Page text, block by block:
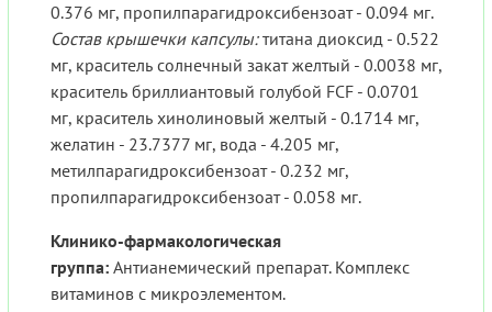
0.376 мг, пропилпарагидроксибензоат - 0.094 мг.
Состав крышечки капсулы:титана диоксид - 0.522
мг, краситель солнечный закат желтый - 0.0038 мг,
краситель бриллиантовый голубой FCF - 0.0701
мг, краситель хинолиновый желтый - 0.1714 мг,
желатин - 23.7377 мг, вода - 4.205 мг,
метилпарагидроксибензоат - 0.232 мг,
пропилпарагидроксибензоат - 0.058 мг.
Клинико-фармакологическая
группа: Антианемический препарат. Комплекс
витаминов с микроэлементом.